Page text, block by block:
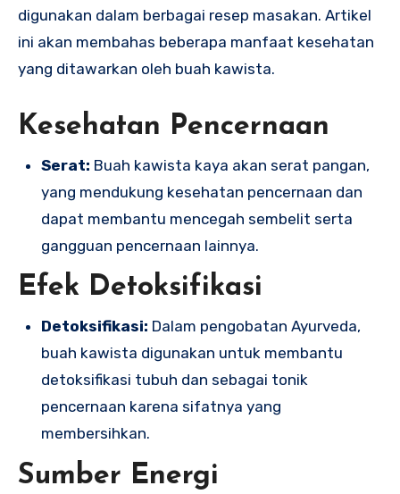
digunakan dalam berbagai resep masakan. Artikel
ini akan membahas beberapa manfaat kesehatan
yang ditawarkan oleh buah kawista.
Kesehatan Pencernaan
Serat: Buah kawista kaya akan serat pangan,
yang mendukung kesehatan pencernaan dan
dapat membantu mencegah sembelit serta
gangguan pencernaan lainnya.
Efek Detoksifikasi
Detoksifikasi: Dalam pengobatan Ayurveda,
buah kawista digunakan untuk membantu
detoksifikasi tubuh dan sebagai tonik
pencernaan karena sifatnya yang
membersihkan.
Sumber Energi